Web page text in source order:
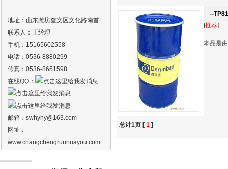
地址：山东潍坊奎文区文化路南首
联系人：王经理
手机：15165602558
电话：0536-8880299
传真：0536-8651598
在线QQ：
邮箱： swhyhy@163.com
网址：
www.changchengrunhuayou.com
--
[推荐]
本品是
总计1页 [ 1 ]